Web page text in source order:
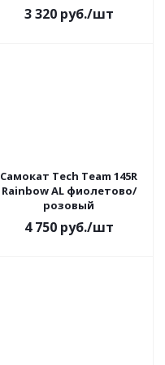
3 320руб./шт
Самокат Tech Team 145R
Rainbow AL фиолетово/
розовый
4 750руб./шт